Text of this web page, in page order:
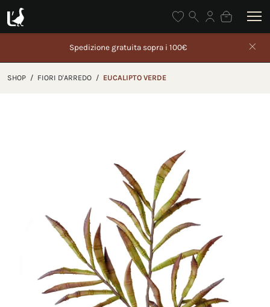
Gli ordini
Spedizione gratuita sopra i 100€
SHOP / FIORI D'ARREDO / EUCALIPTO VERDE
Precedente